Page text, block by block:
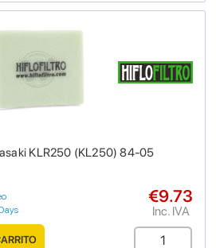
KLR250 (KL250) 84-05
€9.73
Inc. IVA